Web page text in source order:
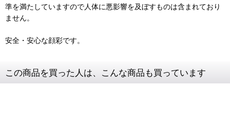
準を満たしていますので人体に悪影響を及ぼすものは含まれており
ません。
安全・安心な顔彩です。
この商品を買った人は、こんな商品も買っています